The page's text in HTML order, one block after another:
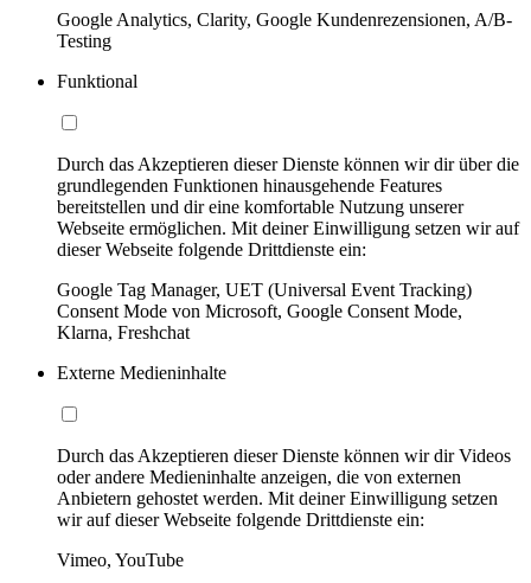
Google Analytics, Clarity, Google Kundenrezensionen, A/B-
Testing
Funktional
Durch das Akzeptieren dieser Dienste können wir dir über die
grundlegenden Funktionen hinausgehende Features
bereitstellen und dir eine komfortable Nutzung unserer
Webseite ermöglichen. Mit deiner Einwilligung setzen wir auf
dieser Webseite folgende Drittdienste ein:
Google Tag Manager, UET (Universal Event Tracking)
Consent Mode von Microsoft, Google Consent Mode,
Klarna, Freshchat
Externe Medieninhalte
Durch das Akzeptieren dieser Dienste können wir dir Videos
oder andere Medieninhalte anzeigen, die von externen
Anbietern gehostet werden. Mit deiner Einwilligung setzen
wir auf dieser Webseite folgende Drittdienste ein:
Vimeo, YouTube